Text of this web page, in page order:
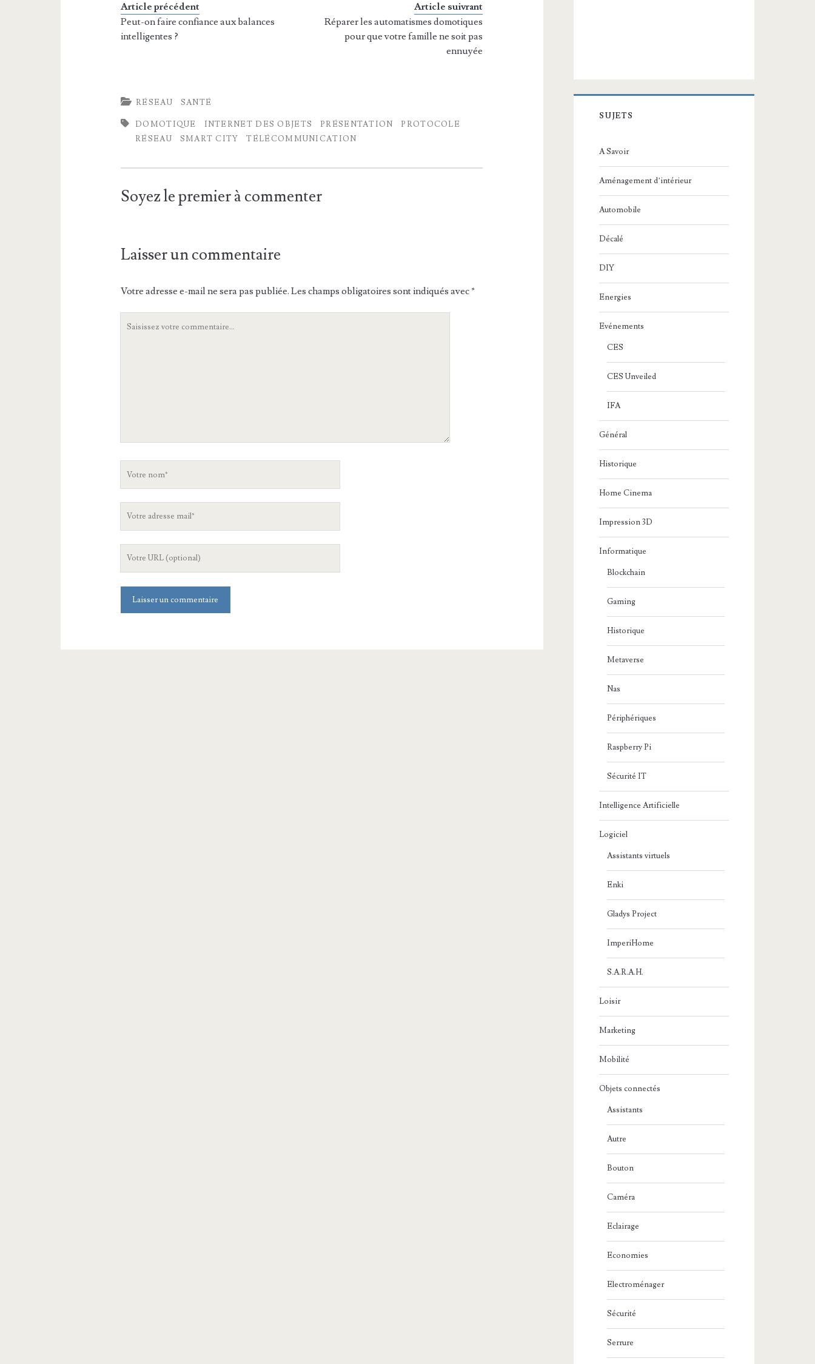
Article précédent
Peut-on faire confiance aux balances
intelligentes ?
Article suivrant
Réparer les automatismes domotiques
pour que votre famille ne soit pas
ennuyée
RÉSEAU SANTÉ
DOMOTIQUE INTERNET DES OBJETS PRÉSENTATION
PROTOCOLE
RÉSEAU
SMART CITY TÉLÉCOMMUNICATION
Soyez le premier à commenter
Laisser un commentaire
Votre adresse e-mail ne sera pas publiée. Les champs obligatoires sont indiqués avec*
site
SUJETS
A Savoir
Aménagement d’intérieur
Automobile
Décalé
DIY
Energies
Evénements
CES
CES Unveiled
IFA
Général
Historique
Home Cinema
Impression 3D
Informatique
Blockchain
Gaming
Historique
Metaverse
Nas
Périphériques
Raspberry Pi
Sécurité IT
Intelligence Artificielle
Logiciel
Assistants virtuels
Enki
Gladys Project
ImperiHome
S.A.R.A.H.
Loisir
Marketing
Mobilité
Objets connectés
Assistants
Autre
Bouton
Caméra
Eclairage
Economies
Electroménager
Sécurité
Serrure